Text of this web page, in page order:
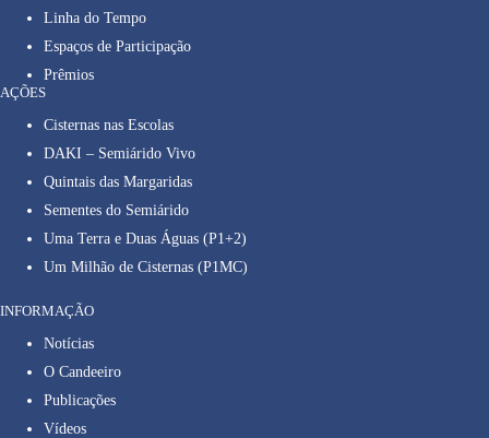
Linha do Tempo
Espaços de Participação
Prêmios
AÇÕES
Cisternas nas Escolas
DAKI – Semiárido Vivo
Quintais das Margaridas
Sementes do Semiárido
Uma Terra e Duas Águas (P1+2)
Um Milhão de Cisternas (P1MC)
INFORMAÇÃO
Notícias
O Candeeiro
Publicações
Vídeos